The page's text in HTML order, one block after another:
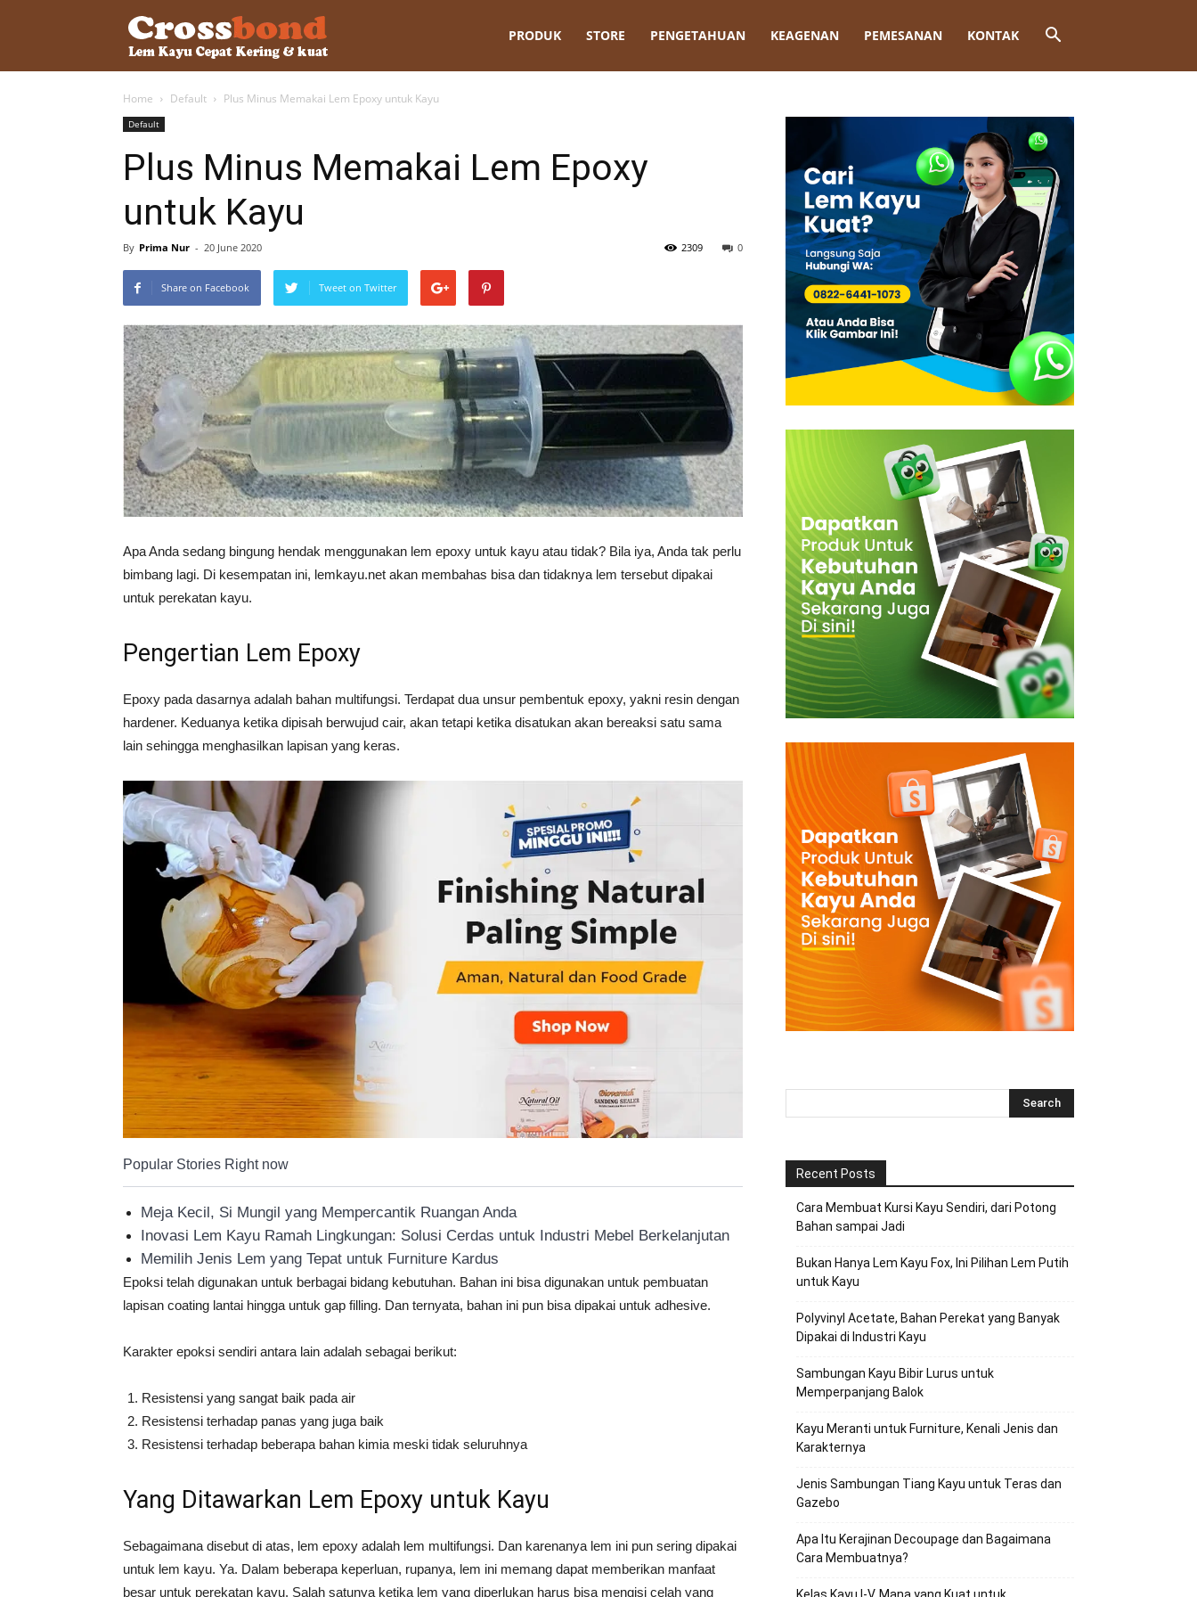
–
Lem
Kertas,
Vinyl
&
Lama
PRODUK STORE PENGETAHUAN KEAGENAN PEMESANAN KONTAK
Home Default Plus Minus Memakai Lem Epoxy untuk Kayu
Default
Plus Minus Memakai Lem Epoxy
untuk Kayu
By Prima Nur - 20 June 2020 0
2309
Share on Facebook Tweet on Twitter
Apa Anda sedang bingung hendak menggunakan lem epoxy untuk kayu atau tidak? Bila iya, Anda tak perlu
bimbang lagi. Di kesempatan ini, lemkayu.net akan membahas bisa dan tidaknya lem tersebut dipakai
untuk perekatan kayu.
Pengertian Lem Epoxy
Epoxy pada dasarnya adalah bahan multifungsi. Terdapat dua unsur pembentuk epoxy, yakni resin dengan
hardener. Keduanya ketika dipisah berwujud cair, akan tetapi ketika disatukan akan bereaksi satu sama
lain sehingga menghasilkan lapisan yang keras.
Popular Stories Right now
Meja Kecil, Si Mungil yang Mempercantik Ruangan Anda
Inovasi Lem Kayu Ramah Lingkungan: Solusi Cerdas untuk Industri Mebel Berkelanjutan
Memilih Jenis Lem yang Tepat untuk Furniture Kardus
Epoksi telah digunakan untuk berbagai bidang kebutuhan. Bahan ini bisa digunakan untuk pembuatan
lapisan coating lantai hingga untuk gap filling. Dan ternyata, bahan ini pun bisa dipakai untuk adhesive.
Karakter epoksi sendiri antara lain adalah sebagai berikut:
Resistensi yang sangat baik pada air
Resistensi terhadap panas yang juga baik
Resistensi terhadap beberapa bahan kimia meski tidak seluruhnya
Yang Ditawarkan Lem Epoxy untuk Kayu
Sebagaimana disebut di atas, lem epoxy adalah lem multifungsi. Dan karenanya lem ini pun sering dipakai
untuk lem kayu. Ya. Dalam beberapa keperluan, rupanya, lem ini memang dapat memberikan manfaat
besar untuk perekatan kayu. Salah satunya ketika lem yang diperlukan harus bisa mengisi celah yang
Recent Posts
Cara Membuat Kursi Kayu Sendiri, dari Potong
Bahan sampai Jadi
Bukan Hanya Lem Kayu Fox, Ini Pilihan Lem Putih
untuk Kayu
Polyvinyl Acetate, Bahan Perekat yang Banyak
Dipakai di Industri Kayu
Sambungan Kayu Bibir Lurus untuk
Memperpanjang Balok
Kayu Meranti untuk Furniture, Kenali Jenis dan
Karakternya
Jenis Sambungan Tiang Kayu untuk Teras dan
Gazebo
Apa Itu Kerajinan Decoupage dan Bagaimana
Cara Membuatnya?